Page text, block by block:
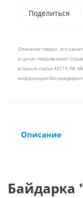
Поделиться
Описание товара , его
и ценах товаров имеет
в смысле статьи 437 ГК РФ.
информацию без
Описание
Байдарка